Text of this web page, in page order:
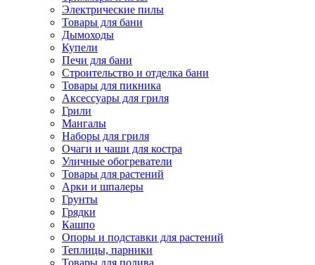
Электрические пилы
Товары для бани
Дымоходы
Купели
Печи для бани
Строительство и отделка бани
Товары для пикника
Аксессуары для гриля
Грили
Мангалы
Наборы для гриля
Очаги и чаши для костра
Уличные обогреватели
Товары для растений
Арки и шпалеры
Грунты
Грядки
Кашпо
Опоры и подставки для растений
Теплицы, парники
Товары для полива